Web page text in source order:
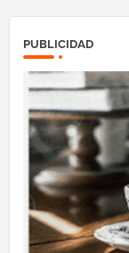
PUBLICIDAD